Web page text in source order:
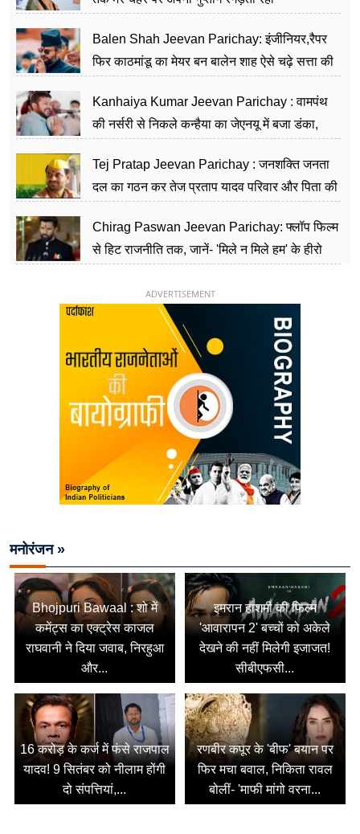
Balen Shah Jeevan Parichay: इंजीनियर,रैपर
फिर काठमांडू का मेयर बन बालेन शाह ऐसे चढ़े सत्ता की
Kanhaiya Kumar Jeevan Parichay : वामपंथ
की नर्सरी से निकले कन्हैया का जेएनयू में बजा डंका,
Tej Pratap Jeevan Parichay : जनशक्ति जनता
दल का गठन कर तेज प्रताप यादव परिवार और पिता की
Chirag Paswan Jeevan Parichay: फ्लॉप फिल्म
से हिट राजनीति तक, जानें- 'मिले न मिले हम' के हीरो
ADVERTISEMENT
मनोरंजन »
Bhojpuri Bawaal : शो में
कमेंट्स का एक्ट्रेस काजल
राघवानी ने दिया जवाब, निरहुआ
और...
इमरान हाशमी की फिल्म
'आवारापन 2' बच्चों को अकेले
देखने की नहीं मिलेगी इजाजत!
सीबीएफसी...
16 करोड़ के कर्ज में फंसे राजपाल
यादव! 9 सितंबर को नीलाम होंगी
दो संपत्तियां,...
रणबीर कपूर के 'बीफ' बयान पर
फिर मचा बवाल, निकिता रावल
बोलीं- 'माफी मांगो वरना...